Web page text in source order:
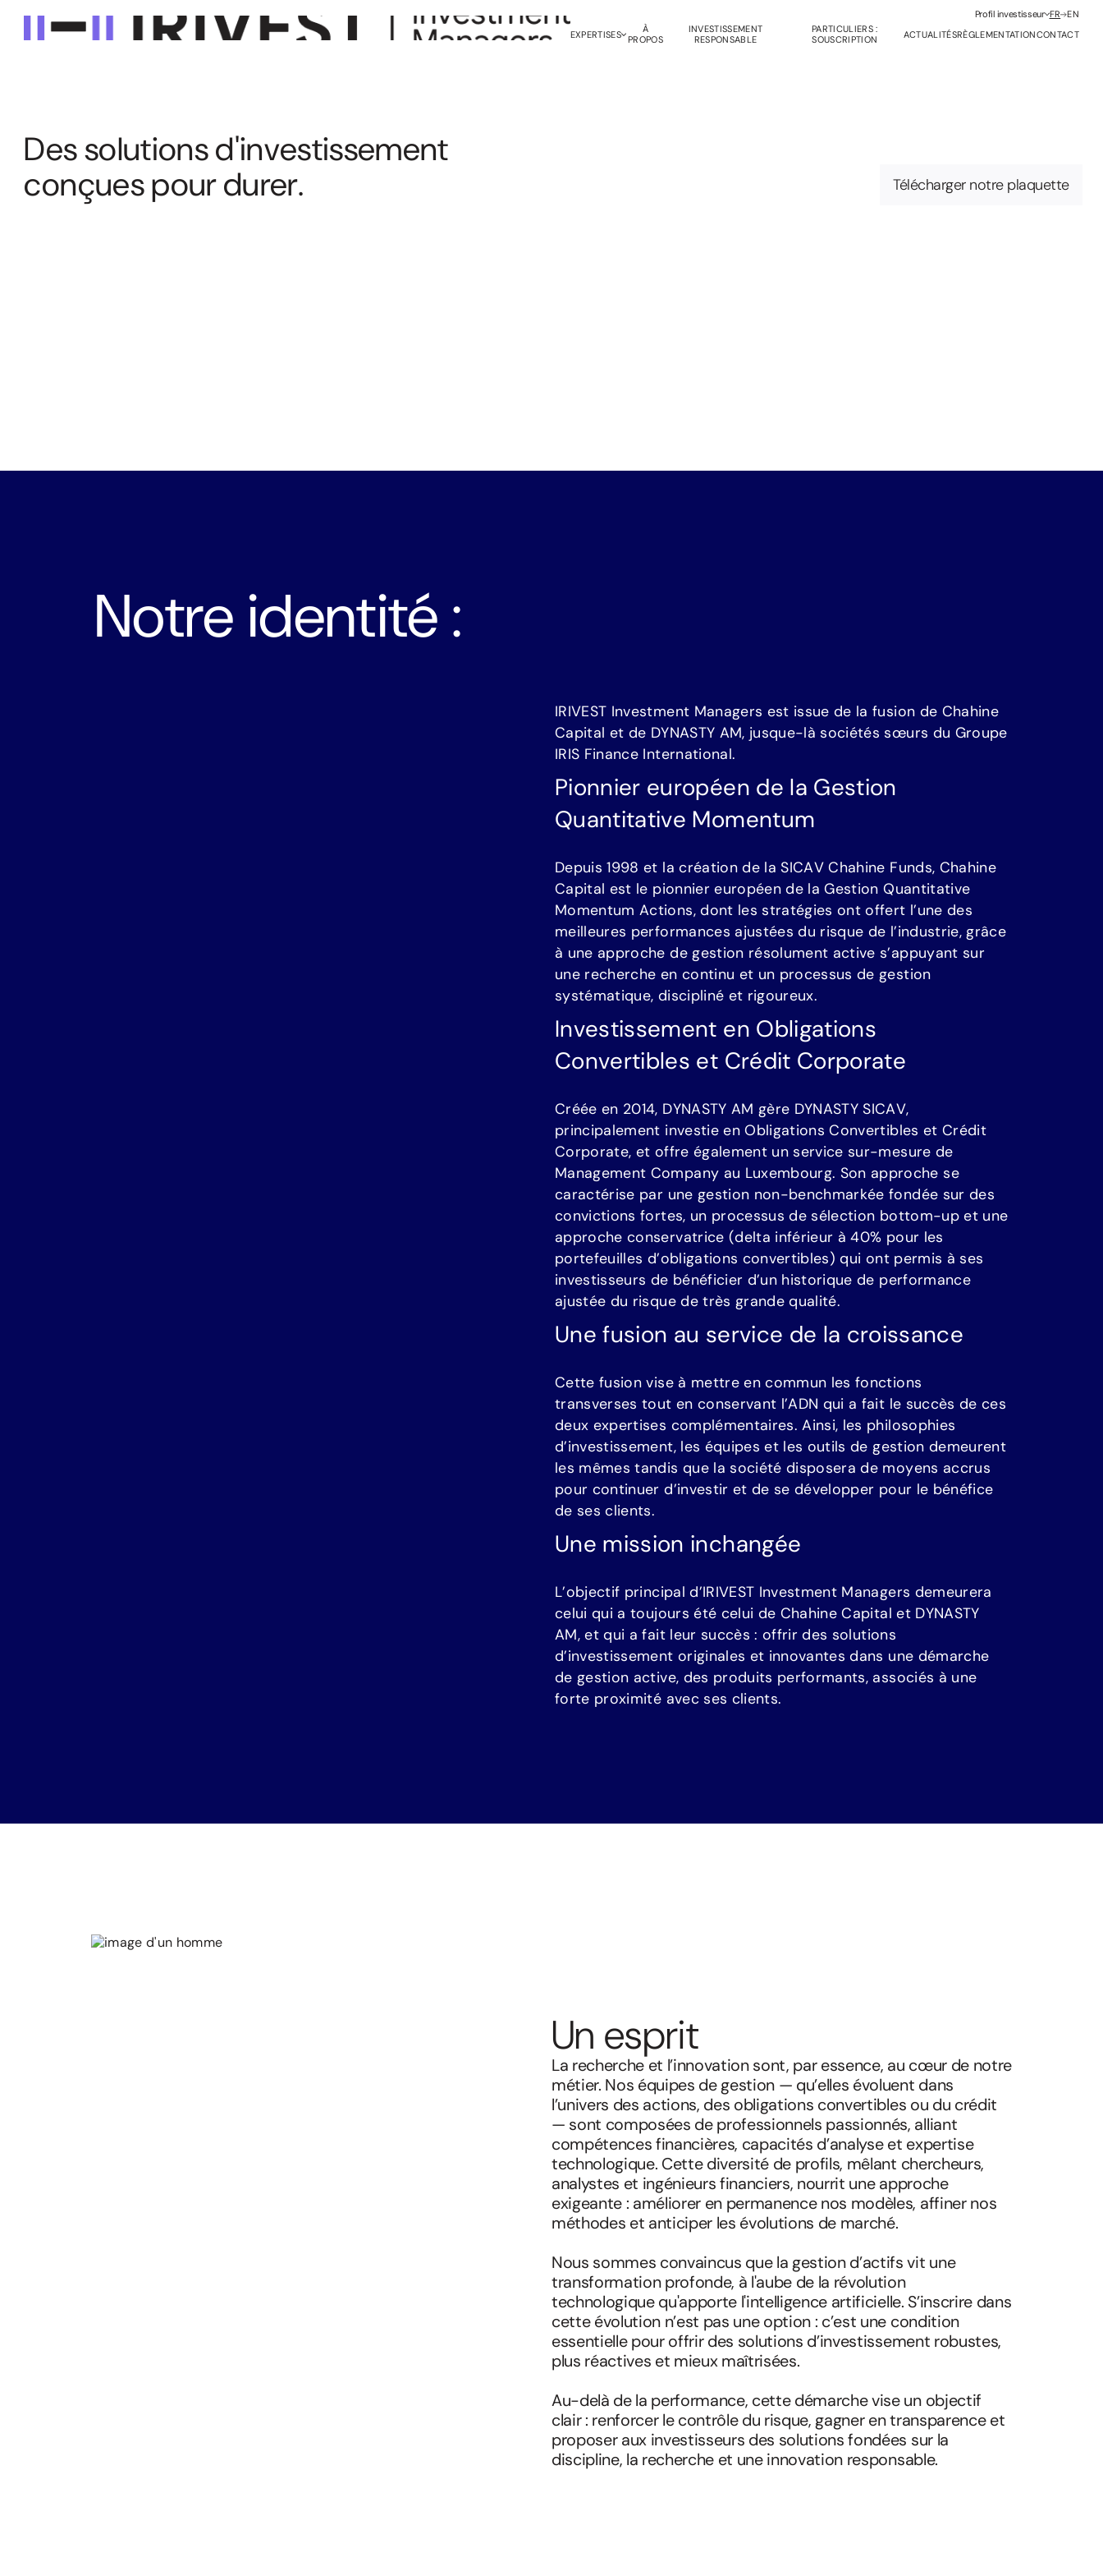
Profil investisseur FR EN
EXPERTISES
À
PROPOS
INVESTISSEMENT
RESPONSABLE
PARTICULIERS :
SOUSCRIPTION
ACTUALITÉSRÈGLEMENTATIONCONTACT
Dessolutionsd'investissement
conçuespourdurer. Télécharger notre plaquette
Notre identité :
IRIVEST Investment Managers est issue de la fusion de Chahine
Capital et de DYNASTY AM, jusque-là sociétés sœurs du Groupe
IRIS Finance International.
Pionnier européen de la Gestion
Quantitative Momentum
Depuis 1998 et la création de la SICAV Chahine Funds, Chahine
Capital est le pionnier européen de la Gestion Quantitative
Momentum Actions, dont les stratégies ont offert l’une des
meilleures performances ajustées du risque de l’industrie, grâce
à une approche de gestion résolument active s’appuyant sur
une recherche en continu et un processus de gestion
systématique, discipliné et rigoureux.
Investissement en Obligations
Convertibles et Crédit Corporate
Créée en 2014, DYNASTY AM gère DYNASTY SICAV,
principalement investie en Obligations Convertibles et Crédit
Corporate, et offre également un service sur-mesure de
Management Company au Luxembourg. Son approche se
caractérise par une gestion non-benchmarkée fondée sur des
convictions fortes, un processus de sélection bottom-up et une
approche conservatrice (delta inférieur à 40% pour les
portefeuilles d’obligations convertibles) qui ont permis à ses
investisseurs de bénéficier d’un historique de performance
ajustée du risque de très grande qualité.
Une fusion au service de la croissance
Cette fusion vise à mettre en commun les fonctions
transverses tout en conservant l’ADN qui a fait le succès de ces
deux expertises complémentaires. Ainsi, les philosophies
d’investissement, les équipes et les outils de gestion demeurent
les mêmes tandis que la société disposera de moyens accrus
pour continuer d’investir et de se développer pour le bénéfice
de ses clients.
Une mission inchangée
L’objectif principal d’IRIVEST Investment Managers demeurera
celui qui a toujours été celui de Chahine Capital et DYNASTY
AM, et qui a fait leur succès : offrir des solutions
d’investissement originales et innovantes dans une démarche
de gestion active, des produits performants, associés à une
forte proximité avec ses clients.
Un esprit
La recherche et l’innovation sont, par essence, au cœur de notre
métier. Nos équipes de gestion — qu’elles évoluent dans
l’univers des actions, des obligations convertibles ou du crédit
— sont composées de professionnels passionnés, alliant
compétences financières, capacités d’analyse et expertise
technologique. Cette diversité de profils, mêlant chercheurs,
analystes et ingénieurs financiers, nourrit une approche
exigeante : améliorer en permanence nos modèles, affiner nos
méthodes et anticiper les évolutions de marché.
Nous sommes convaincus que la gestion d’actifs vit une
transformation profonde, à l'aube de la révolution
technologique qu'apporte l'intelligence artificielle. S’inscrire dans
cette évolution n’est pas une option : c’est une condition
essentielle pour offrir des solutions d’investissement robustes,
plus réactives et mieux maîtrisées.
Au-delà de la performance, cette démarche vise un objectif
clair : renforcer le contrôle du risque, gagner en transparence et
proposer aux investisseurs des solutions fondées sur la
discipline, la recherche et une innovation responsable.